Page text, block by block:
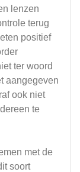
lenzen
terug
positief
ter woord
aangegeven
ook niet
te
met de
soort